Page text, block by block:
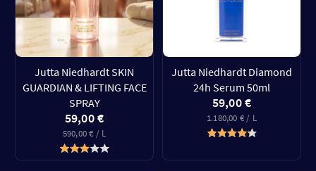
Jutta Niedhardt SKIN
GUARDIAN & LIFTING FACE
SPRAY
59,00 €
590,00 € / L
Jutta Niedhardt Diamond
24h Serum 50ml
59,00 €
1.180,00 € / L